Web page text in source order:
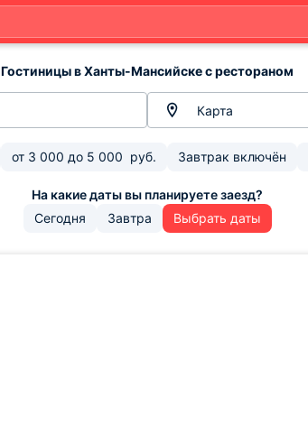
Гостиницы в Ханты-Мансийске с рестораном
Карта
от 3 000 до 5 000 руб. Завтрак включён
Сегодня Завтра Выбрать даты